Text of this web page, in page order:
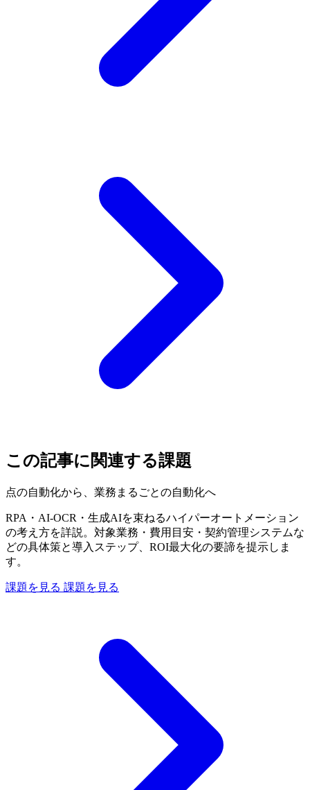
この記事に関連する課題
点の自動化から、業務まるごとの自動化へ
RPA・AI-OCR・生成AIを束ねるハイパーオートメーション
の考え方を詳説。対象業務・費用目安・契約管理システムな
どの具体策と導入ステップ、ROI最大化の要諦を提示しま
す。
課題を見る 課題を見る